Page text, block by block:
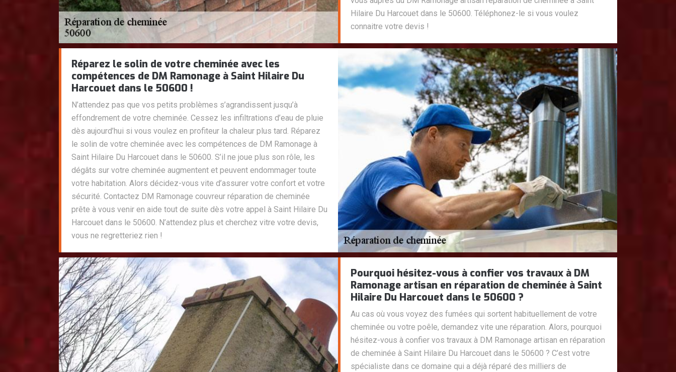
Hilaire Du Harcouet dans le 50600. Téléphonez-le si vous voulez
connaitre votre devis !
Réparez le solin de votre cheminée avec les
compétences de DM Ramonage à Saint Hilaire Du
Harcouet dans le 50600 !
N’attendez pas que vos petits problèmes s’agrandissent jusqu’à
effondrement de votre cheminée. Cessez les infiltrations d’eau de pluie
dès aujourd’hui si vous voulez en profiteur la chaleur plus tard. Réparez
le solin de votre cheminée avec les compétences de DM Ramonage à
Saint Hilaire Du Harcouet dans le 50600. S’il ne joue plus son rôle, les
dégâts sur votre cheminée augmentent et peuvent endommager toute
votre habitation. Alors décidez-vous vite d’assurer votre confort et votre
sécurité. Contactez DM Ramonage couvreur réparation de cheminée
prête à vous venir en aide tout de suite dès votre appel à Saint Hilaire Du
Harcouet dans le 50600. N’attendez plus et cherchez vitre votre devis,
vous ne regretteriez rien !
Pourquoi hésitez-vous à confier vos travaux à DM
Ramonage artisan en réparation de cheminée à Saint
Hilaire Du Harcouet dans le 50600 ?
Au cas où vous voyez des fumées qui sortent habituellement de votre
cheminée ou votre poêle, demandez vite une réparation. Alors, pourquoi
hésitez-vous à confier vos travaux à DM Ramonage artisan en réparation
de cheminée à Saint Hilaire Du Harcouet dans le 50600 ? C’est votre
spécialiste dans ce domaine qui a déjà réparé des milliers de